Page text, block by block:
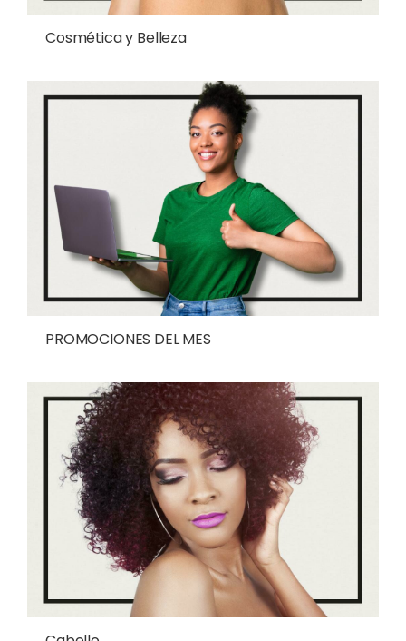
Cosmética y Belleza
PROMOCIONES DEL MES